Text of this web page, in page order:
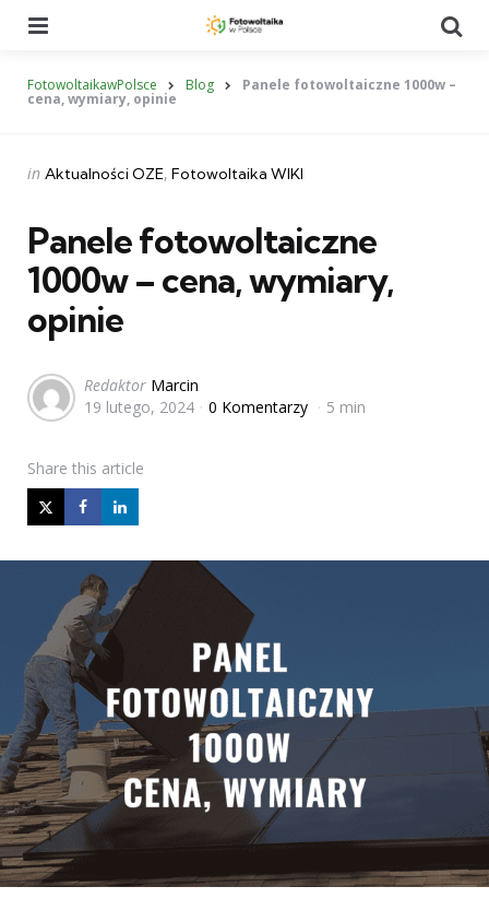
FotowoltaikawPolsce Blog Panele fotowoltaiczne 1000w –
cena, wymiary, opinie
Categories
Posted
in Aktualności OZE Fotowoltaika WIKI
Panele fotowoltaiczne
1000w – cena, wymiary,
opinie
Posted
by
Redaktor Marcin
19 lutego, 2024
0 Komentarzy 5 min
Share this article